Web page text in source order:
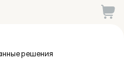
решения